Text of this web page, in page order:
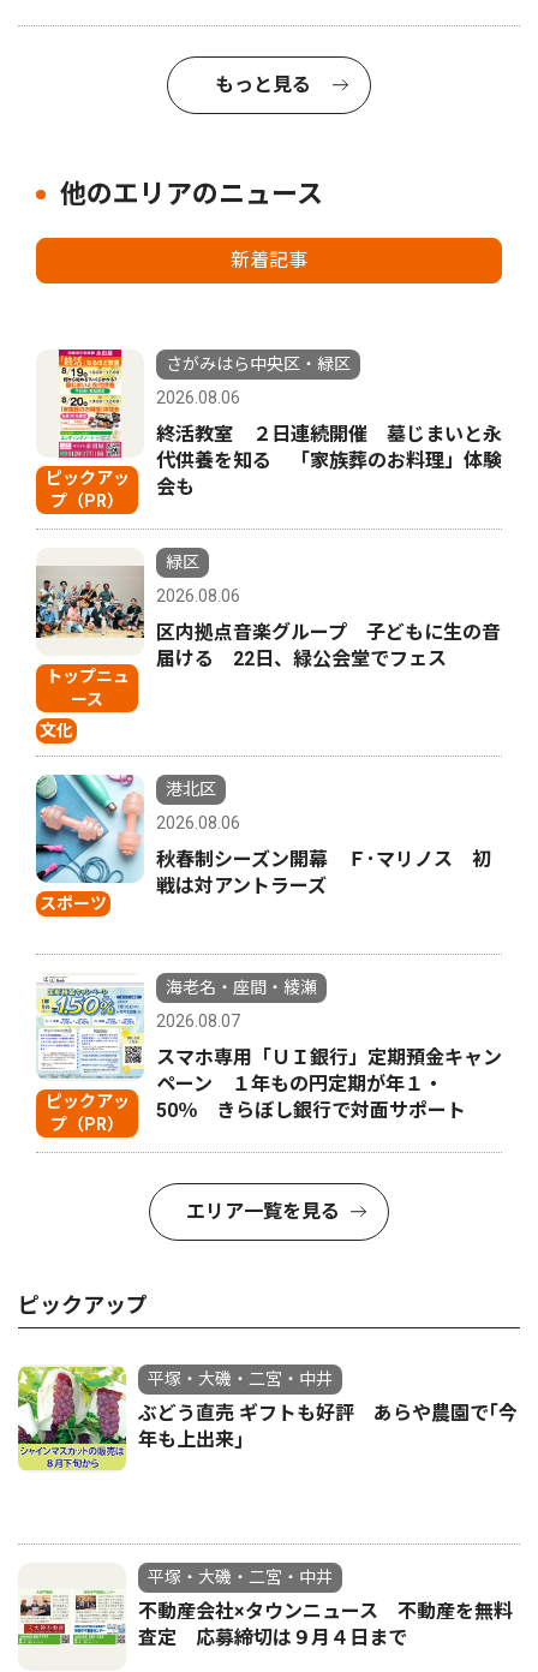
もっと見る
他のエリアのニュース
新着記事
ピックアッ
プ（PR）
さがみはら中央区・緑区
2026.08.06
終活教室 ２日連続開催 墓じまいと永
代供養を知る 「家族葬のお料理」体験
会も
トップニュ
ース
文化
緑区
2026.08.06
区内拠点音楽グループ 子どもに生の音
届ける 22日、緑公会堂でフェス
スポーツ
港北区
2026.08.06
秋春制シーズン開幕 Ｆ･マリノス 初
戦は対アントラーズ
ピックアッ
プ（PR）
海老名・座間・綾瀬
2026.08.07
スマホ専用「ＵＩ銀行」定期預金キャン
ペーン １年もの円定期が年１・
50％ きらぼし銀行で対面サポート
エリア一覧を見る
ピックアップ
平塚・大磯・二宮・中井
ぶどう直売 ギフトも好評 あらや農園で｢今
年も上出来｣
平塚・大磯・二宮・中井
不動産会社×タウンニュース 不動産を無料
査定 応募締切は９月４日まで